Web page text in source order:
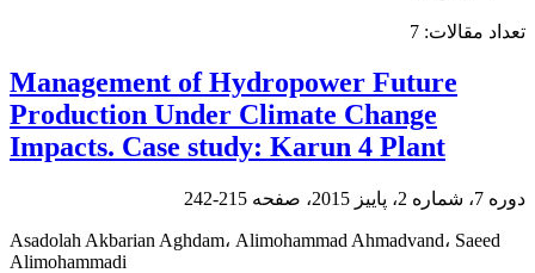
تعداد مقالات: 7
Management of Hydropower Future
Production Under Climate Change
Impacts. Case study: Karun 4 Plant
دوره 7، شماره 2، پاییز 2015، صفحه 215-242
Asadolah Akbarian Aghdam، Alimohammad Ahmadvand، Saeed
Alimohammadi